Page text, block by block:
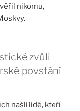
nikomu,
zvůli
povstání
našli lidé, kteří